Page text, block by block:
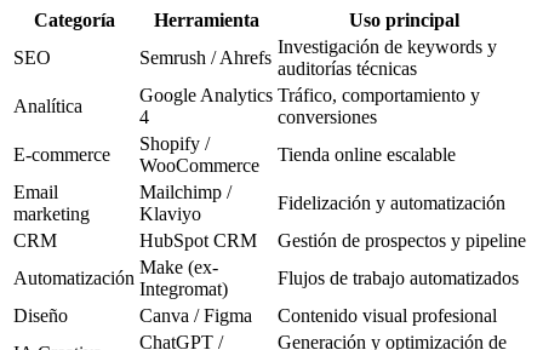
Categoría Herramienta
Uso principal
SEO
Semrush / Ahrefs
Investigación de keywords y
auditorías técnicas
Analítica
Google Analytics
4
Tráfico, comportamiento y
conversiones
E-commerce
Shopify /
WooCommerce
Tienda online escalable
Email
marketing
Mailchimp /
Klaviyo
Fidelización y automatización
CRM
HubSpot CRM
Gestión de prospectos y pipeline
Automatización
Make (ex-
Integromat)
Flujos de trabajo automatizados
Diseño
Canva / Figma
Contenido visual profesional
ChatGPT /
Generación y optimización de